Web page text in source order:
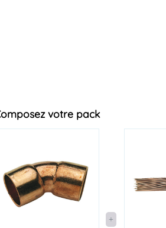
Composez votre pack